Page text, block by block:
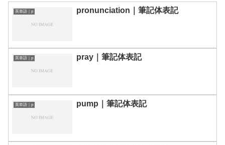
英単語｜p pronunciation｜筆記体表記
英単語｜p pray｜筆記体表記
英単語｜p pump｜筆記体表記